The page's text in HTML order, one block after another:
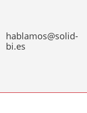
hablamos@solid-
bi.es